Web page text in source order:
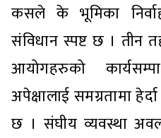
कसले के भूमिका
संविधान स्पष्ट छ । तीन
आयोगहरुको
अपेक्षालाई समग्रतामा
छ । संघीय व्यवस्था